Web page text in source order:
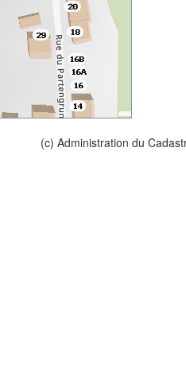
(c) Administration du